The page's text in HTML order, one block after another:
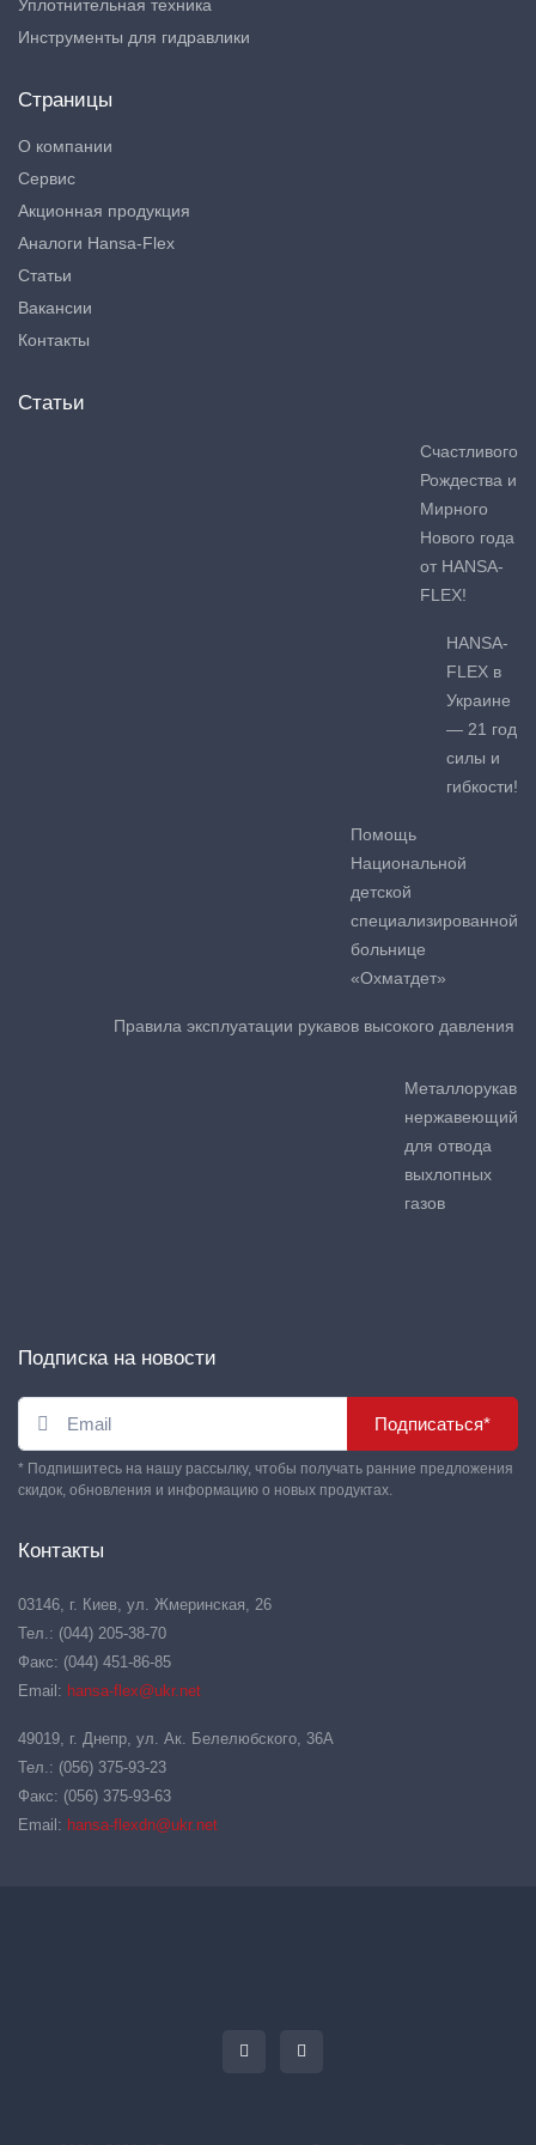
Уплотнительная техника
Инструменты для гидравлики
Страницы
О компании
Сервис
Акционная продукция
Аналоги Hansa-Flex
Статьи
Вакансии
Контакты
Статьи
Счастливого
Рождества и
Мирного
Нового года
от HANSA-
FLEX!
HANSA-
FLEX в
Украине
— 21 год
силы и
гибкости!
Помощь
Национальной
детской
специализированной
больнице
«Охматдет»
Правила эксплуатации рукавов высокого давления
Металлорукав
нержавеющий
для отвода
выхлопных
газов
Подписка на новости
Подписаться*
* Подпишитесь на нашу рассылку, чтобы получать ранние предложения
скидок, обновления и информацию о новых продуктах.
Контакты
03146, г. Киев, ул. Жмеринская, 26
Тел.: (044) 205-38-70
Факс: (044) 451-86-85
Email: hansa-flex@ukr.net
49019, г. Днепр, ул. Ак. Белелюбского, 36А
Тел.: (056) 375-93-23
Факс: (056) 375-93-63
Email: hansa-flexdn@ukr.net